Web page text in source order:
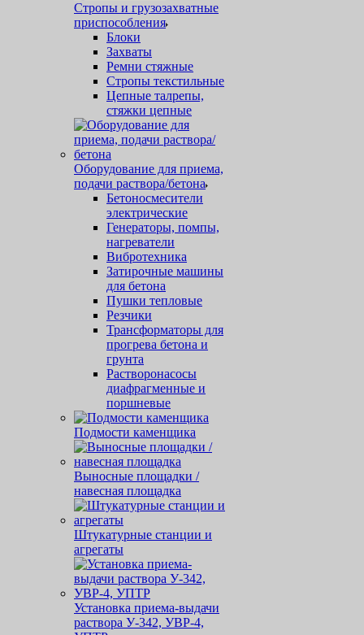
Стропы и грузозахватные
приспособления
Блоки
Захваты
Ремни стяжные
Стропы текстильные
Цепные талрепы,
стяжки цепные
Оборудование для приема,
подачи раствора/бетона
Бетоносмесители
электрические
Генераторы, помпы,
нагреватели
Вибротехника
Затирочные машины
для бетона
Пушки тепловые
Резчики
Трансформаторы для
прогрева бетона и
грунта
Растворонасосы
диафрагменные и
поршневые
Подмости каменщика
Выносные площадки /
навесная площадка
Штукатурные станции и
агрегаты
Установка приема-выдачи
раствора У-342, УВР-4,